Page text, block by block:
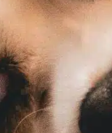
InEntrenamiento
La esterilización es un
rutinario para las
significativamente a su
salud y bienestar
cambios puede permitir
mascotas tomar
respecto a sus
Cambios de
notable en las perras
un cambio de…